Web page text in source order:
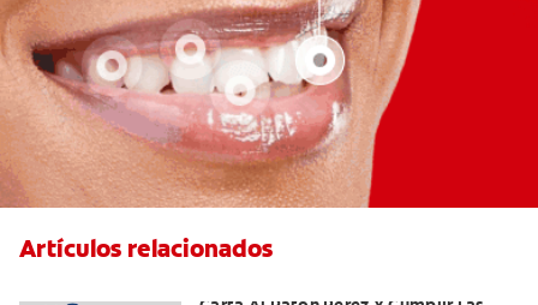
Artículos relacionados